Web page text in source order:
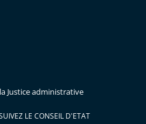
Justice administrative
LE CONSEIL D'ETAT